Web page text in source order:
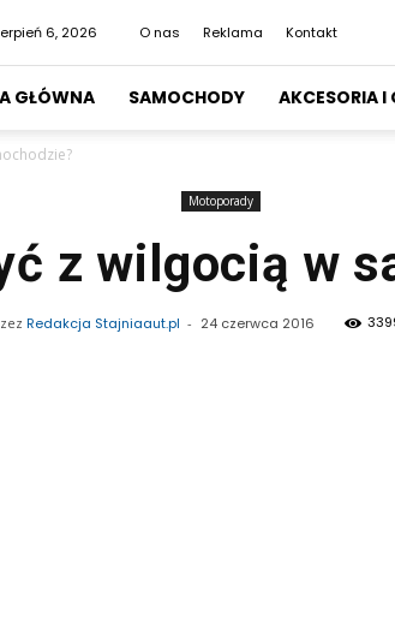
6, 2026 O nas Reklama Kontakt
GŁÓWNA SAMOCHODY AKCESORIA I
Motoporady
z wilgocią w
Redakcja Stajniaaut.pl - 24 czerwca 2016